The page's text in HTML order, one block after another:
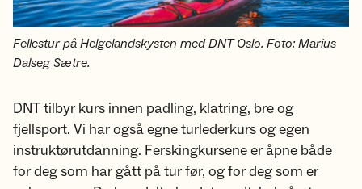
Fellestur på Helgelandskysten med DNT Oslo. Foto: Marius
Dalseg Sætre.
DNT tilbyr kurs innen padling, klatring, bre og
fjellsport. Vi har også egne turlederkurs og egen
instruktørutdanning. Ferskingkursene er åpne både
for deg som har gått på tur før, og for deg som er